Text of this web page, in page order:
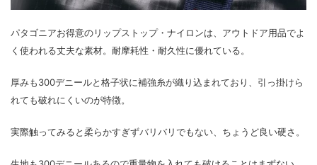
パタゴニアお得意のリップストップ・ナイロンは、アウトドア用品でよ
く使われる丈夫な素材。耐摩耗性・耐久性に優れている。
厚みも300デニールと格子状に補強糸が織り込まれており、引っ掛けら
れても破れにくいのが特徴。
実際触ってみると柔らかすぎずバリバリでもない、ちょうど良い硬さ。